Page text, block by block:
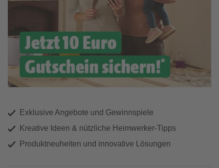
Exklusive Angebote und Gewinnspiele
Kreative Ideen & nützliche Heimwerker-Tipps
Produktneuheiten und innovative Lösungen